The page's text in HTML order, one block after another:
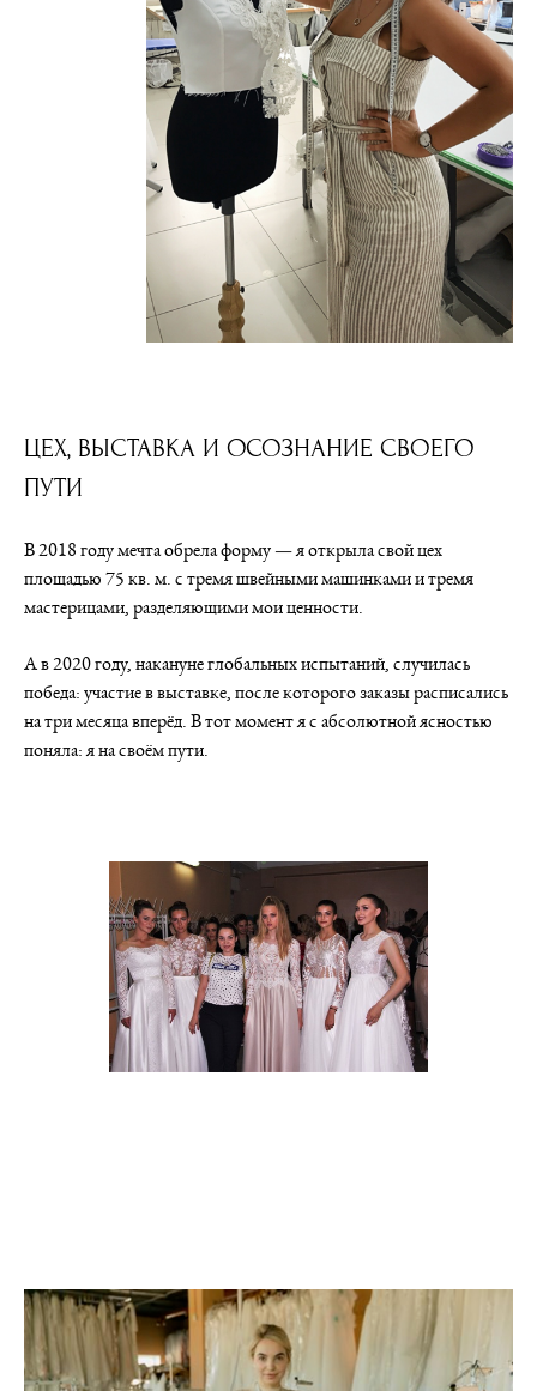
ЦЕХ, ВЫСТАВКА И ОСОЗНАНИЕ СВОЕГО
ПУТИ
В 2018 году мечта обрела форму — я открыла свой цех
площадью 75 кв. м. с тремя швейными машинками и тремя
мастерицами, разделяющими мои ценности.
А в 2020 году, накануне глобальных испытаний, случилась
победа: участие в выставке, после которого заказы расписались
на три месяца вперёд. В тот момент я с абсолютной ясностью
поняла: я на своём пути.